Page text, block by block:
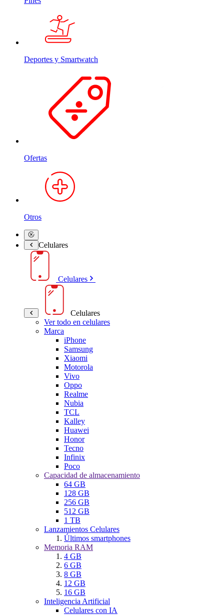
Deportes y Smartwatch
Ofertas
Otros
Celulares
Celulares
Celulares
Ver todo en celulares
Marca
iPhone
Samsung
Xiaomi
Motorola
Vivo
Oppo
Realme
Nubia
TCL
Kalley
Huawei
Honor
Tecno
Infinix
Poco
Capacidad de almacenamiento
64 GB
128 GB
256 GB
512 GB
1 TB
Lanzamientos Celulares
Últimos smartphones
Memoria RAM
4 GB
6 GB
8 GB
12 GB
16 GB
Inteligencia Artificial
Celulares con IA